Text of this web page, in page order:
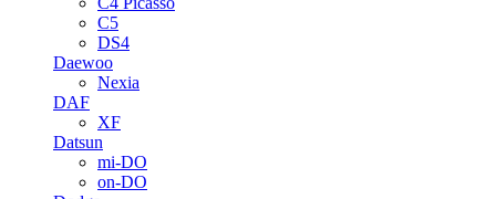
C5
DS4
Daewoo
Nexia
DAF
XF
Datsun
mi-DO
on-DO